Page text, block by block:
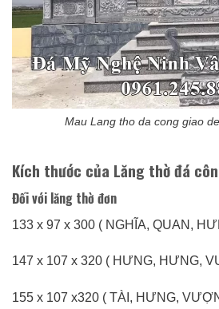
Mau Lang tho da cong giao
Kích thước của Lăng thờ đá
Đối với lăng thờ đơn
133 x 97 x 300 ( NGHĨA, QUAN,
147 x 107 x 320 ( HƯNG, HƯNG,
155 x 107 x320 ( TÀI, HƯNG,